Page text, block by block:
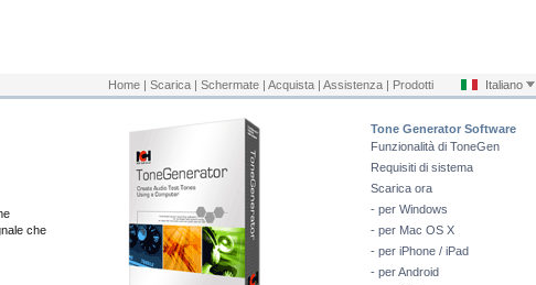
Home | Scarica | Schermate | Acquista | Assistenza | Prodotti Italiano
che
Tone Generator Software
Funzionalità di ToneGen
Requisiti di sistema
Scarica ora
- per Windows
- per Mac OS X
- per iPhone / iPad
- per Android